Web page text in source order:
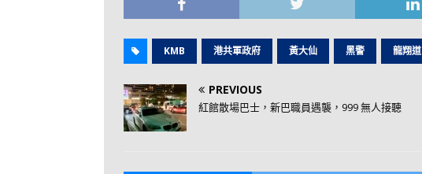
KMB 港共軍政府 黃大仙 黑警 龍翔道
PREVIOUS
紅館散場巴士，新巴職員遇襲，999 無人接聽